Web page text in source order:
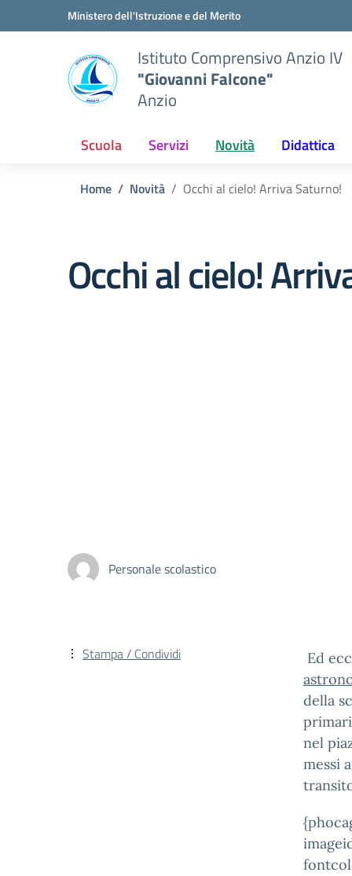
Vai ai contenuti
Vai al menu di navigazioneMinistero dell'Istruzione e del Merito
Istituto Comprensivo Anzio IV
"Giovanni Falcone"
Anzio
Scuola Servizi Novità Didattica
Home Novità Occhi al cielo! Arriva Saturno!
Occhi al cielo!
Personale scolastico
Ed
della
nel
messi
Stampa / Condividi